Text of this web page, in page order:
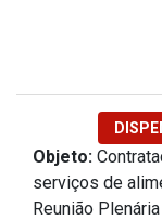
Objeto:
serviços de
Reunião